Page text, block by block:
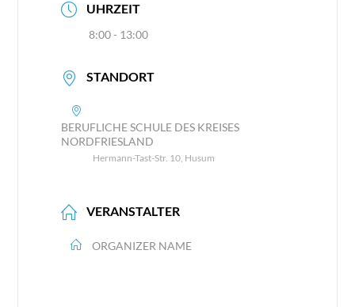
UHRZEIT
8:00 - 13:00
STANDORT
BERUFLICHE SCHULE DES KREISES
NORDFRIESLAND
Hermann-Tast-Str. 10, Husum
VERANSTALTER
ORGANIZER NAME